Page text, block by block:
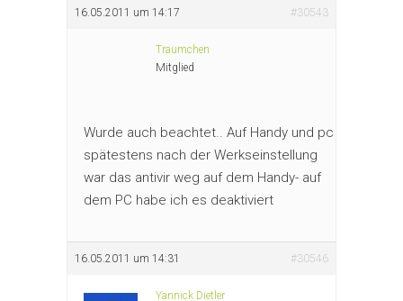
16.05.2011 um 14:17 #30543
Traumchen
Mitglied
Wurde auch beachtet.. Auf Handy und pc
spätestens nach der Werkseinstellung
war das antivir weg auf dem Handy- auf
dem PC habe ich es deaktiviert
16.05.2011 um 14:31 #30546
Yannick Dietler